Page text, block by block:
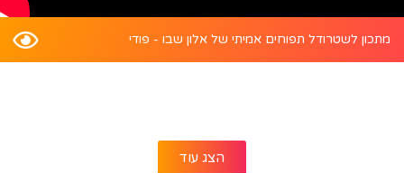
מתכון לשטרודל תפוחים אמיתי של אלון שבו - פודי
הצג עוד